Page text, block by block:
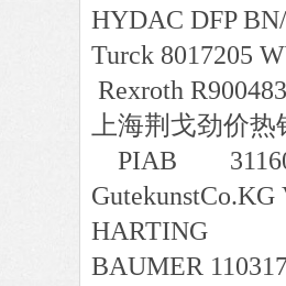
HYDAC DFP
Turck 8017205
Rexroth
上海荆戈劲价
PIAB
HARTING
BAUMER